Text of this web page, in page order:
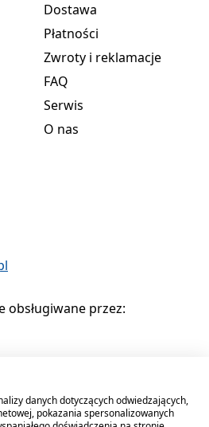
Dostawa
Płatności
Zwroty i reklamacje
FAQ
Serwis
O nas
obsługiwane przez:
Polityka cookies
danych dotyczących odwiedzających,
pokazania spersonalizowanych